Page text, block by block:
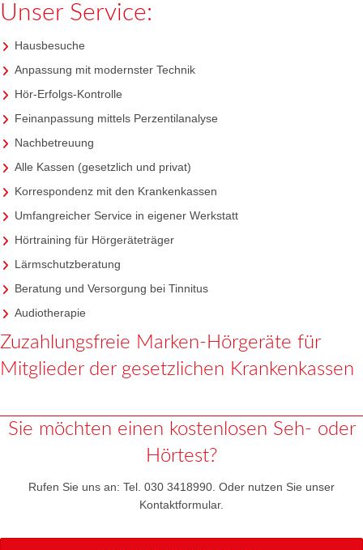
Unser Service:
Hausbesuche
Anpassung mit modernster Technik
Hör-Erfolgs-Kontrolle
Feinanpassung mittels Perzentilanalyse
Nachbetreuung
Alle Kassen (gesetzlich und privat)
Korrespondenz mit den Krankenkassen
Umfangreicher Service in eigener Werkstatt
Hörtraining für Hörgeräteträger
Lärmschutzberatung
Beratung und Versorgung bei Tinnitus
Audiotherapie
Zuzahlungsfreie Marken-Hörgeräte für
Mitglieder der gesetzlichen Krankenkassen
Sie möchten einen kostenlosen Seh- oder
Hörtest?
Rufen Sie uns an: Tel. 030 3418990. Oder nutzen Sie unser
Kontaktformular.